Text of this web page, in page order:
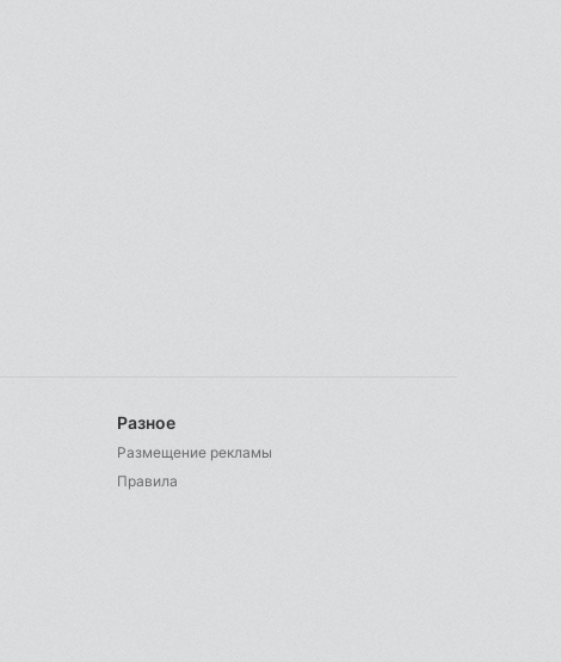
Разное
Размещение рекламы
Правила